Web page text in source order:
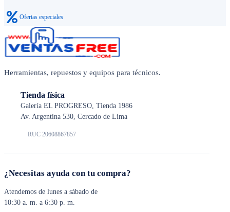
Ofertas especiales
Herramientas, repuestos y equipos para técnicos.
Tienda física
Galería EL PROGRESO, Tienda 1986
Av. Argentina 530, Cercado de Lima
RUC 20608867857
¿Necesitas ayuda con tu compra?
Atendemos de lunes a sábado de
10:30 a. m. a 6:30 p. m.